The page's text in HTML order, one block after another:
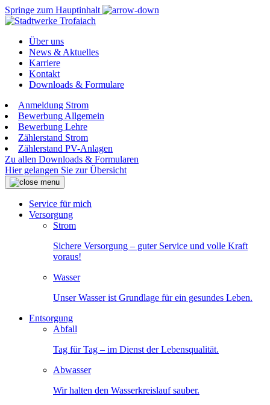
Springe zum Hauptinhalt
Über uns
News & Aktuelles
Karriere
Kontakt
Downloads & Formulare
Anmeldung Strom
Bewerbung Allgemein
Bewerbung Lehre
Zählerstand Strom
Zählerstand PV-Anlagen
Zu allen Downloads & Formularen
Hier gelangen Sie zur Übersicht
Service für mich
Versorgung
Strom
Sichere Versorgung – guter Service und volle Kraft
voraus!
Wasser
Unser Wasser ist Grundlage für ein gesundes Leben.
Entsorgung
Abfall
Tag für Tag – im Dienst der Lebensqualität.
Abwasser
Wir halten den Wasserkreislauf sauber.